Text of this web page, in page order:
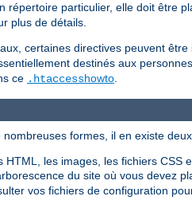
particulier, elle doit être
plus de détails.
certaines directives peuvent
destinés aux
ce .htaccesshowto.
formes, il en existe
les images, les fichiers
du site où vous devez
vos fichiers de configuration